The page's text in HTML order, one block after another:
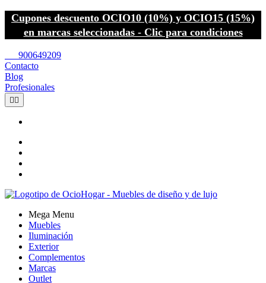
Cupones descuento OCIO10 (10%) y OCIO15 (15%)
en marcas seleccionadas - Clic para condiciones
900649209
Contacto
Blog
Profesionales
 
Mega Menu
Muebles
Iluminación
Exterior
Complementos
Marcas
Outlet